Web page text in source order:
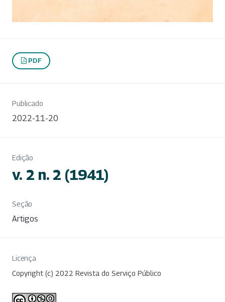
PDF
Publicado
2022-11-20
Edição
v. 2 n. 2 (1941)
Seção
Artigos
Licença
Copyright (c) 2022 Revista do Serviço Público